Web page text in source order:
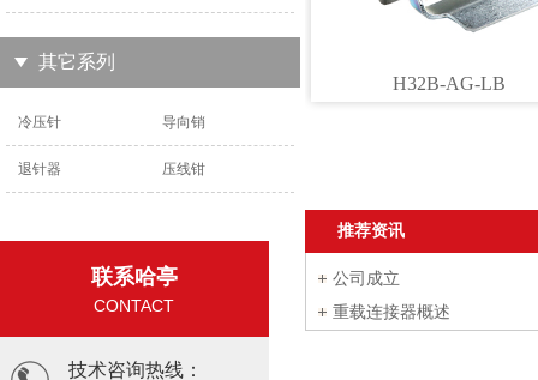
H32B-AG-LB
推荐资讯
公司成立
重载连接器概述
其它系列
冷压针 导向销
退针器 压线钳
联系哈亭
CONTACT
技术咨询热线：